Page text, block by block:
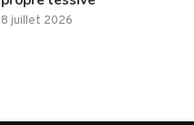
8 juillet 2026